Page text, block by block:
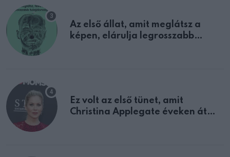
Az első állat, amit meglátsz a
képen, elárulja legrosszabb
Ez volt az első tünet, amit
Christina Applegate éveken át